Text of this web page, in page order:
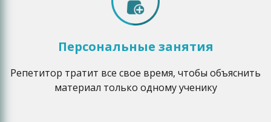
Персональные занятия
Репетитор тратит все свое время, чтобы объяснить
материал только одному ученику